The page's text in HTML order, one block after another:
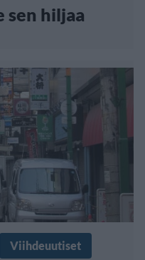
sen hiljaa
Viihdeuutiset